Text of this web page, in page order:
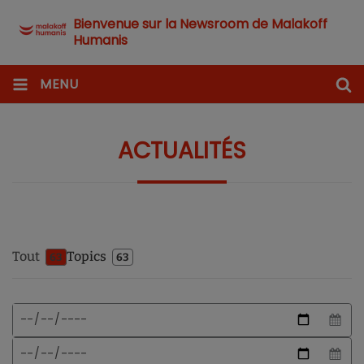
Bienvenue sur la Newsroom de Malakoff
Humanis
MENU
ACTUALITÉS
Tout 63 Topics 63
Date
début
Date
Format
date
attendu